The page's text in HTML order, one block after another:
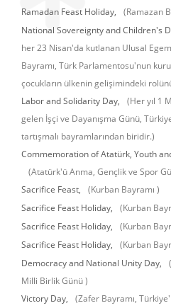
Ramadan Feast Holiday,
(Ramazan
National Sovereignty and Children's
her 23 Nisan'da kutlanan Ulusal
Bayramı, Türk Parlamentosu'nun
çocukların ülkenin gelişimindeki
Labor and Solidarity Day,
(Her yıl 1
gelen İşçi ve Dayanışma Günü,
tartışmalı bayramlarından biridir.)
Commemoration of Atatürk, Youth
(Atatürk'ü Anma, Gençlik ve Spor
Sacrifice Feast, (Kurban Bayramı )
Sacrifice Feast Holiday,
(Kurban
Sacrifice Feast Holiday,
(Kurban
Sacrifice Feast Holiday,
(Kurban
Democracy and National Unity Day,
Milli Birlik Günü )
Victory Day,
(Zafer Bayramı,